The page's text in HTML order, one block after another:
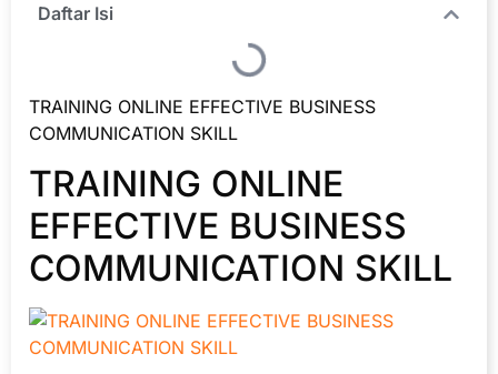
Daftar Isi
TRAINING ONLINE EFFECTIVE BUSINESS
COMMUNICATION SKILL
TRAINING ONLINE
EFFECTIVE BUSINESS
COMMUNICATION SKILL